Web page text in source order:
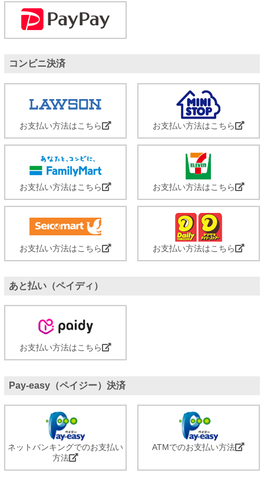
コンビニ決済
お支払い方法はこちら お支払い方法はこちら
お支払い方法はこちら お支払い方法はこちら
お支払い方法はこちら お支払い方法はこちら
あと払い（ペイディ）
お支払い方法はこちら
Pay-easy（ペイジー）決済
ネットバンキングでのお支払い
方法
ATMでのお支払い方法